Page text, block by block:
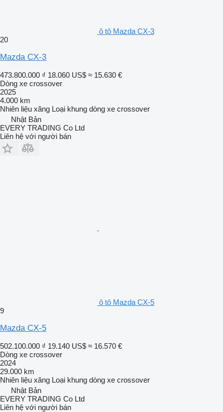
ô tô Mazda CX-3
20
Mazda CX-3
473.800.000 ₫ 18.060 US$ ≈ 15.630 €
Dòng xe crossover
2025
4.000 km
Nhiên liệu xăng Loại khung dòng xe crossover
Nhật Bản
EVERY TRADING Co Ltd
Liên hệ với người bán
ô tô Mazda CX-5
9
Mazda CX-5
502.100.000 ₫ 19.140 US$ ≈ 16.570 €
Dòng xe crossover
2024
29.000 km
Nhiên liệu xăng Loại khung dòng xe crossover
Nhật Bản
EVERY TRADING Co Ltd
Liên hệ với người bán